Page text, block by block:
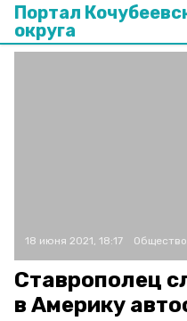
Портал
округа
18 июня 2021, 18:17 Общество
Ставрополец
в Америку